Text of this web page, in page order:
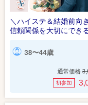
＼ハイステ＆結婚前向
信頼関係を大切にでき
38〜44歳
通常価格
初参加